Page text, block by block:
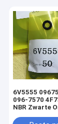
6V5555
096-7570
NBR Zwarte